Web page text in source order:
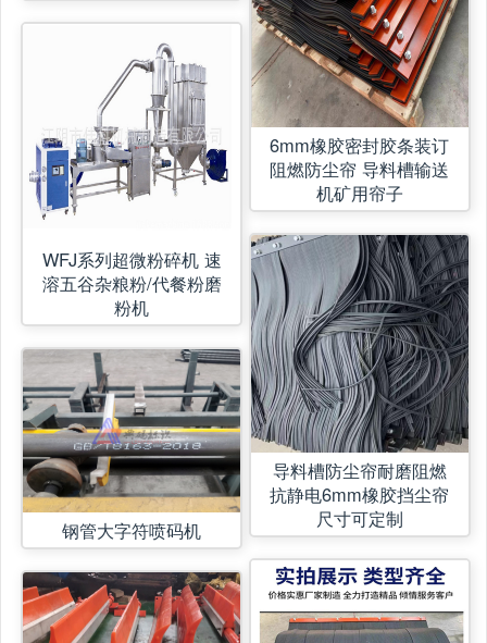
WFJ系列超微粉碎机 速
溶五谷杂粮粉/代餐粉磨
粉机
钢管大字符喷码机
6mm橡胶密封胶条装订
阻燃防尘帘 导料槽输送
机矿用帘子
导料槽防尘帘耐磨阻燃
抗静电6mm橡胶挡尘帘
尺寸可定制